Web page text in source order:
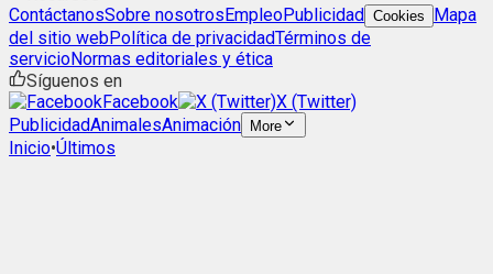
ContáctanosSobre nosotrosEmpleoPublicidad Cookies
Mapa
del sitio webPolítica de privacidadTérminos de
servicioNormas editoriales y ética
Síguenos en
Facebook
X (Twitter)
PublicidadAnimalesAnimación More
Inicio•Últimos